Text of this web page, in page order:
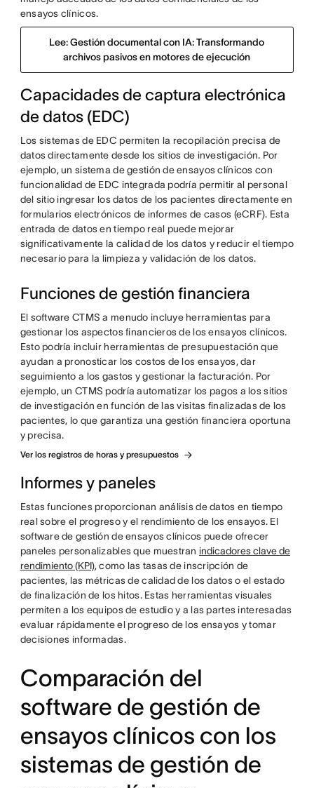
ensayos clínicos.
Lee: Gestión documental con IA: Transformando
archivos pasivos en motores de ejecución
Capacidades de captura electrónica
de datos (EDC)
Los sistemas de EDC permiten la recopilación precisa de
datos directamente desde los sitios de investigación. Por
ejemplo, un sistema de gestión de ensayos clínicos con
funcionalidad de EDC integrada podría permitir al personal
del sitio ingresar los datos de los pacientes directamente en
formularios electrónicos de informes de casos (eCRF). Esta
entrada de datos en tiempo real puede mejorar
significativamente la calidad de los datos y reducir el tiempo
necesario para la limpieza y validación de los datos.
Funciones de gestión financiera
El software CTMS a menudo incluye herramientas para
gestionar los aspectos financieros de los ensayos clínicos.
Esto podría incluir herramientas de presupuestación que
ayudan a pronosticar los costos de los ensayos, dar
seguimiento a los gastos y gestionar la facturación. Por
ejemplo, un CTMS podría automatizar los pagos a los sitios
de investigación en función de las visitas finalizadas de los
pacientes, lo que garantiza una gestión financiera oportuna
y precisa.
Ver los registros de horas y presupuestos
Informes y paneles
Estas funciones proporcionan análisis de datos en tiempo
real sobre el progreso y el rendimiento de los ensayos. El
software de gestión de ensayos clínicos puede ofrecer
paneles personalizables que muestran indicadores clave de
rendimiento (KPI), como las tasas de inscripción de
pacientes, las métricas de calidad de los datos o el estado
de finalización de los hitos. Estas herramientas visuales
permiten a los equipos de estudio y a las partes interesadas
evaluar rápidamente el progreso de los ensayos y tomar
decisiones informadas.
Comparación del
software de gestión de
ensayos clínicos con los
sistemas de gestión de